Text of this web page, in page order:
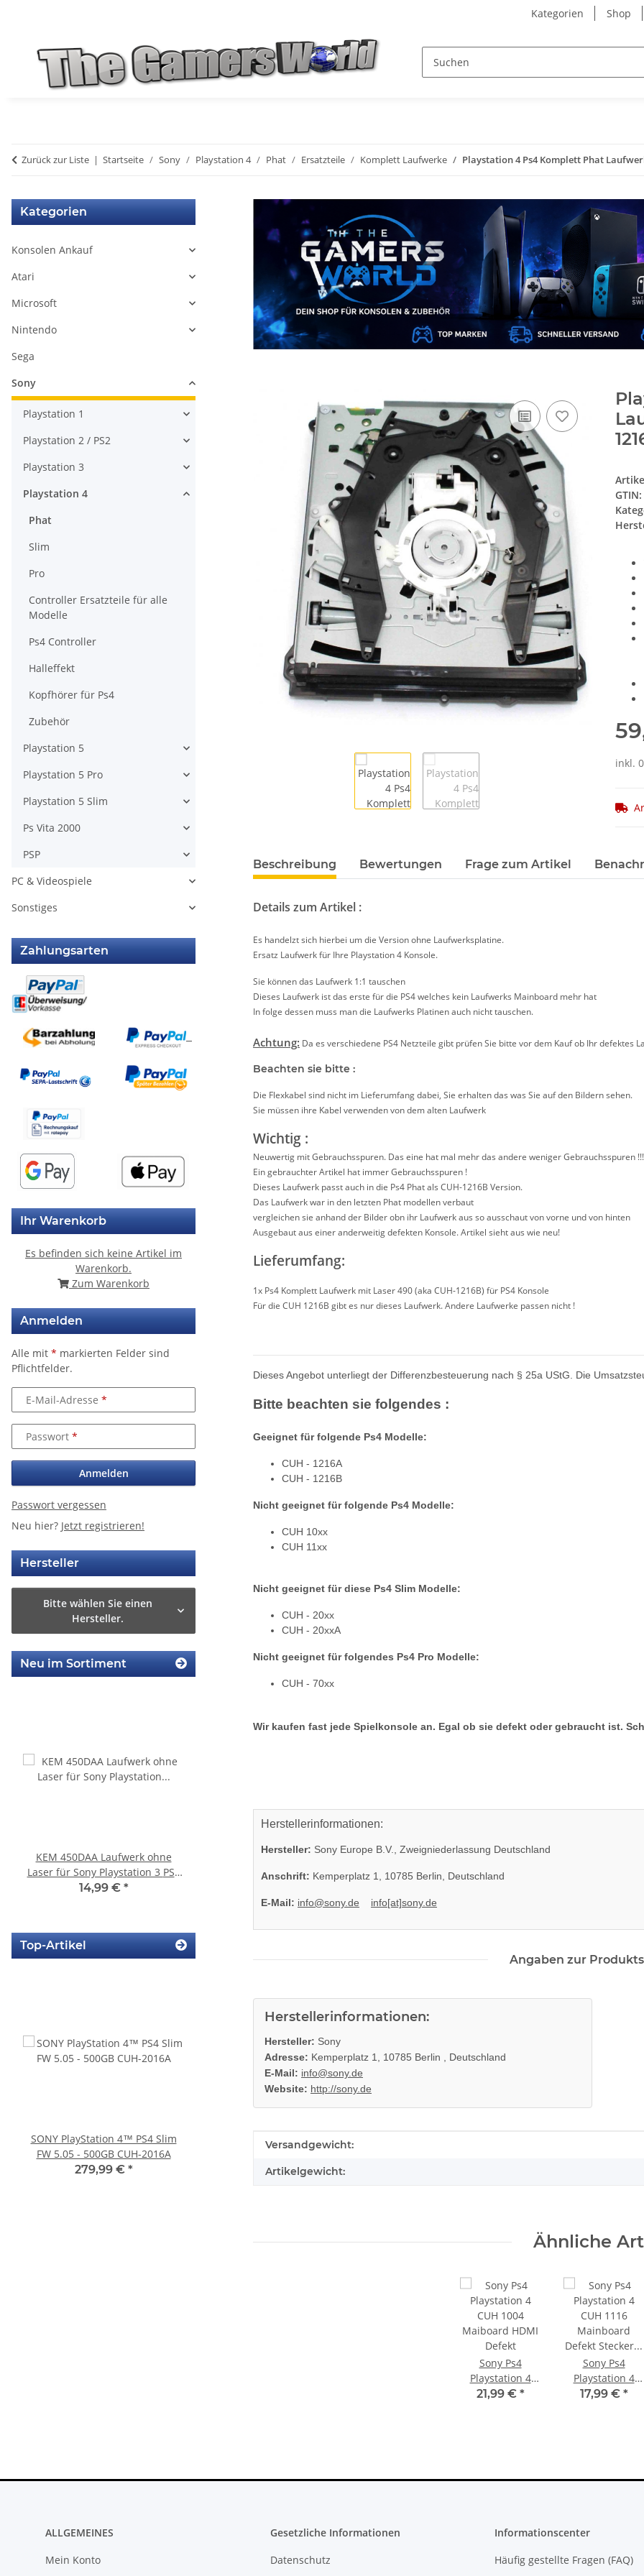
Kategorien Shop
Zurück zur Liste Startseite Sony Playstation 4 Phat Ersatzteile Komplett Laufwerke Playstation 4 Ps4 Komplett Phat
GTIN:
inkl.
weitere Registerkarten anzeigen
Beschreibung Bewertungen Frage zum Artikel
Details zum Artikel :
Es handelzt sich hierbei um die Version ohne Laufwerksplatine.
Ersatz Laufwerk für Ihre Playstation 4 Konsole.
Sie können das Laufwerk 1:1 tauschen
Dieses Laufwerk ist das erste für die PS4 welches kein Laufwerks Mainboard mehr hat
In folge dessen muss man die Laufwerks Platinen auch nicht tauschen.
Achtung: Da es verschiedene PS4 Netzteile gibt prüfen Sie bitte vor dem Kauf ob Ihr defektes
Beachten sie bitte :
Die Flexkabel sind nicht im Lieferumfang dabei, Sie erhalten das was Sie auf den Bildern sehen.
Sie müssen ihre Kabel verwenden von dem alten Laufwerk
Wichtig :
Neuwertig mit Gebrauchsspuren. Das eine hat mal mehr das andere weniger Gebrauchsspuren !!!
Ein gebrauchter Artikel hat immer Gebrauchsspuren !
Dieses Laufwerk passt auch in die Ps4 Phat als CUH-1216B Version.
Das Laufwerk war in den letzten Phat modellen verbaut
vergleichen sie anhand der Bilder obn ihr Laufwerk aus so ausschaut von vorne und von hinten
Ausgebaut aus einer anderweitig defekten Konsole. Artikel sieht aus wie neu!
Lieferumfang:
1x Ps4 Komplett Laufwerk mit Laser 490 (aka CUH-1216B) für PS4 Konsole
Für die CUH 1216B gibt es nur dieses Laufwerk. Andere Laufwerke passen nicht !
Dieses Angebot unterliegt der Differenzbesteuerung nach § 25a UStG. Die
Bitte beachten sie folgendes :
Geeignet für folgende Ps4 Modelle:
CUH - 1216A
CUH - 1216B
Nicht geeignet für folgende Ps4 Modelle:
CUH 10xx
CUH 11xx
Nicht geeignet für diese Ps4 Slim Modelle:
CUH - 20xx
CUH - 20xxA
Nicht geeignet für folgendes Ps4 Pro Modelle:
CUH - 70xx
Wir kaufen fast jede Spielkonsole an. Egal ob sie defekt oder gebraucht ist.
Herstellerinformationen:
Hersteller: Sony Europe B.V., Zweigniederlassung Deutschland
Anschrift: Kemperplatz 1, 10785 Berlin, Deutschland
E-Mail: info@sony.de info[at]sony.de
Angaben zur
Herstellerinformationen:
Hersteller: Sony
Adresse: Kemperplatz 1, 10785 Berlin , Deutschland
E-Mail: info@sony.de
Website: http://sony.de
Produkteigenschaft
Wert
Versandgewicht:
Artikelgewicht:
Ähnliche
Sony Ps4
Playstation 4
CUH 1004
21,99 € *
Sony Ps4
Playstation 4
CUH 1116
17,99 € *
Kategorien
Konsolen Ankauf
Atari
Microsoft
Nintendo
Sega
Sony
Playstation 1
Playstation 2 / PS2
Playstation 3
Playstation 4
Phat
Slim
Pro
Controller Ersatzteile für alle
Modelle
Ps4 Controller
Halleffekt
Kopfhörer für Ps4
Zubehör
Playstation 5
Playstation 5 Pro
Playstation 5 Slim
Ps Vita 2000
PSP
PC & Videospiele
Sonstiges
Zahlungsarten
Ihr Warenkorb
Es befinden sich keine Artikel im
Warenkorb.
Zum Warenkorb
Anmelden
Alle mit * markierten Felder sind
Pflichtfelder.
E-Mail-Adresse
Passwort
Anmelden
Passwort vergessen
Neu hier? Jetzt registrieren!
Hersteller
Bitte wählen Sie einen
Hersteller.
Neu im Sortiment
KEM 450DAA Laufwerk ohne
Laser für Sony Playstation 3 PS3
Slim
14,99 € *
Sony Playstation 3 KEM KES
450EAA PS3 Laser mit Schlitten
SONY PS3 Slim Netzteil APS250
internes Netzteil 220V gebraucht
Top-Artikel
SONY PlayStation 4™ PS4 Slim
FW 5.05 - 500GB CUH-2016A
279,99 € *
PS3 Playstation 3 Laufwerk
Flachband Flex Kabel für KES
KEM 450DAA 450EAA Laser Slim
4,79 €*
ALLGEMEINES
Mein Konto
Gesetzliche Informationen
Datenschutz
Informationscenter
Häufig gestellte Fragen (FAQ)